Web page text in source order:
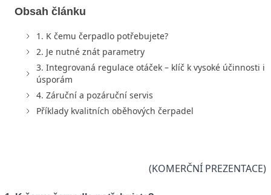
Obsah článku
1. K čemu čerpadlo potřebujete?
2. Je nutné znát parametry
3. Integrovaná regulace otáček – klíč k vysoké účinnosti i
úsporám
4. Záruční a pozáruční servis
Příklady kvalitních oběhových čerpadel
(KOMERČNÍ PREZENTACE)